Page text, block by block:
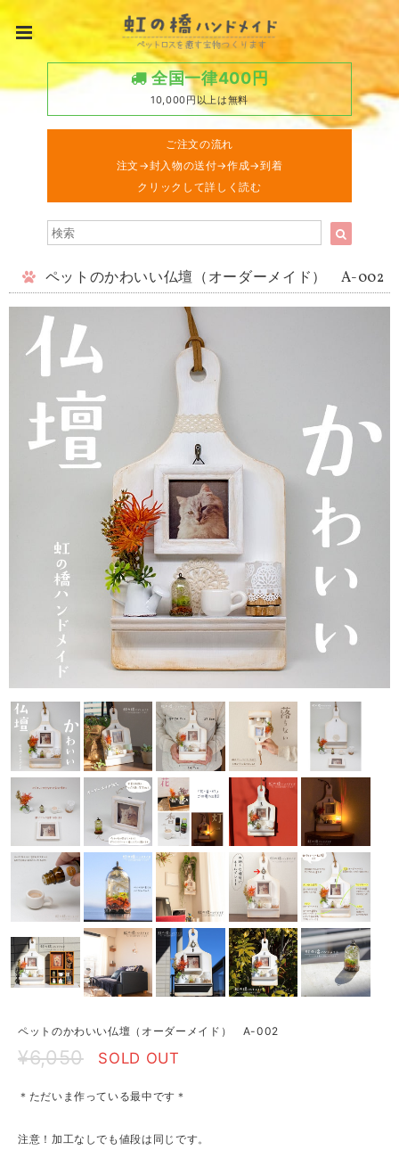
全国一律400円
10,000円以上は無料
ご注文の流れ
注文→封入物の送付→作成→到着
クリックして詳しく読む
ペットのかわいい仏壇（オーダーメイド） A-002
ペットのかわいい仏壇（オーダーメイド） A-002
¥6,050 SOLD OUT
＊ただいま作っている最中です＊
注意！加工なしでも値段は同じです。